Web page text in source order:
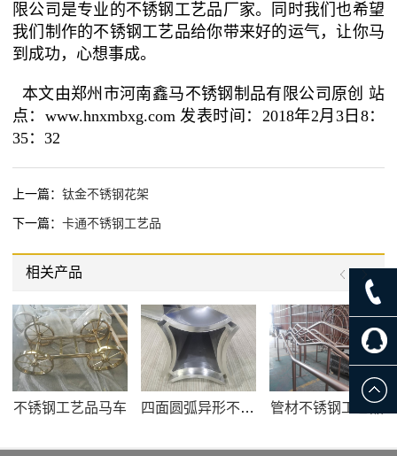
限公司是专业的不锈钢工艺品厂家。同时我们也希望
我们制作的不锈钢工艺品给你带来好的运气，让你马
到成功，心想事成。
本文由郑州市河南鑫马不锈钢制品有限公司原创 站
点：www.hnxmbxg.com 发表时间：2018年2月3日8：
35：32
上一篇： 钛金不锈钢花架
下一篇： 卡通不锈钢工艺品
相关产品
不锈钢工艺品马车 四面圆弧异形不锈钢花盆 管材不锈钢工艺品